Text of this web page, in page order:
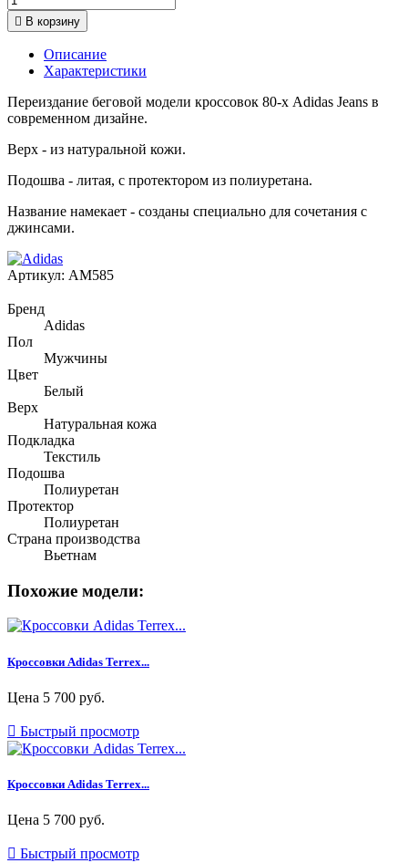
 В корзину
Описание
Характеристики
Переиздание беговой модели кроссовок 80-х Adidas Jeans в
современном дизайне.
Верх - из натуральной кожи.
Подошва - литая, с протектором из полиуретана.
Название намекает - созданы специально для сочетания с
джинсами.
Артикул: AM585
Бренд
Adidas
Пол
Мужчины
Цвет
Белый
Верх
Натуральная кожа
Подкладка
Текстиль
Подошва
Полиуретан
Протектор
Полиуретан
Страна производства
Вьетнам
Похожие модели:
Кроссовки Adidas Terrex...
Цена 5 700 руб.
 Быстрый просмотр
Кроссовки Adidas Terrex...
Цена 5 700 руб.
 Быстрый просмотр